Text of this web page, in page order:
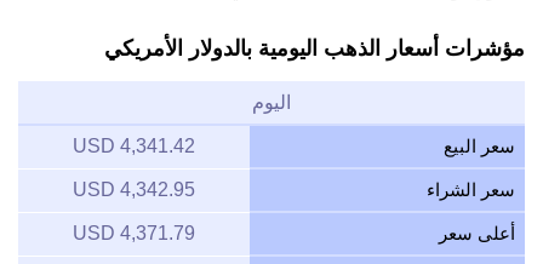
مؤشرات أسعار الذهب اليومية بالدولار الأمريكي
اليوم
سعر البيع 4,341.42 USD
سعر الشراء 4,342.95 USD
أعلى سعر 4,371.79 USD